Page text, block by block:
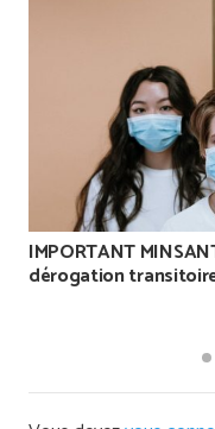
Test de la dureté de
d’eau mobile (